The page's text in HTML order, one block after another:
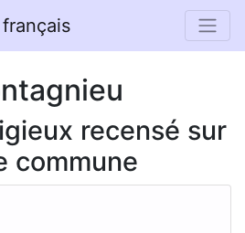
recensé sur
commune